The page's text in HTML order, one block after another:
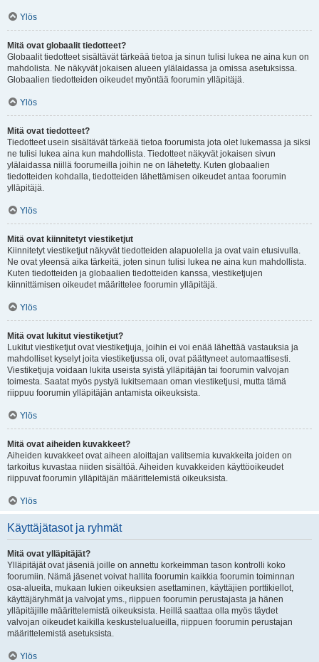
Ylös
Mitä ovat globaalit tiedotteet?
Globaalit tiedotteet sisältävät tärkeää tietoa ja sinun tulisi lukea ne aina kun on
mahdolista. Ne näkyvät jokaisen alueen ylälaidassa ja omissa asetuksissa.
Globaalien tiedotteiden oikeudet myöntää foorumin ylläpitäjä.
Ylös
Mitä ovat tiedotteet?
Tiedotteet usein sisältävät tärkeää tietoa foorumista jota olet lukemassa ja siksi
ne tulisi lukea aina kun mahdollista. Tiedotteet näkyvät jokaisen sivun
ylälaidassa niillä foorumeilla joihin ne on lähetetty. Kuten globaalien
tiedotteiden kohdalla, tiedotteiden lähettämisen oikeudet antaa foorumin
ylläpitäjä.
Ylös
Mitä ovat kiinnitetyt viestiketjut
Kiinnitetyt viestiketjut näkyvät tiedotteiden alapuolella ja ovat vain etusivulla.
Ne ovat yleensä aika tärkeitä, joten sinun tulisi lukea ne aina kun mahdollista.
Kuten tiedotteiden ja globaalien tiedotteiden kanssa, viestiketjujen
kiinnittämisen oikeudet määrittelee foorumin ylläpitäjä.
Ylös
Mitä ovat lukitut viestiketjut?
Lukitut viestiketjut ovat viestiketjuja, joihin ei voi enää lähettää vastauksia ja
mahdolliset kyselyt joita viestiketjussa oli, ovat päättyneet automaattisesti.
Viestiketjuja voidaan lukita useista syistä ylläpitäjän tai foorumin valvojan
toimesta. Saatat myös pystyä lukitsemaan oman viestiketjusi, mutta tämä
riippuu foorumin ylläpitäjän antamista oikeuksista.
Ylös
Mitä ovat aiheiden kuvakkeet?
Aiheiden kuvakkeet ovat aiheen aloittajan valitsemia kuvakkeita joiden on
tarkoitus kuvastaa niiden sisältöä. Aiheiden kuvakkeiden käyttöoikeudet
riippuvat foorumin ylläpitäjän määrittelemistä oikeuksista.
Ylös
Käyttäjätasot ja ryhmät
Mitä ovat ylläpitäjät?
Ylläpitäjät ovat jäseniä joille on annettu korkeimman tason kontrolli koko
foorumiin. Nämä jäsenet voivat hallita foorumin kaikkia foorumin toiminnan
osa-alueita, mukaan lukien oikeuksien asettaminen, käyttäjien porttikiellot,
käyttäjäryhmät ja valvojat yms., riippuen foorumin perustajasta ja hänen
ylläpitäjille määrittelemistä oikeuksista. Heillä saattaa olla myös täydet
valvojan oikeudet kaikilla keskustelualueilla, riippuen foorumin perustajan
määrittelemistä asetuksista.
Ylös